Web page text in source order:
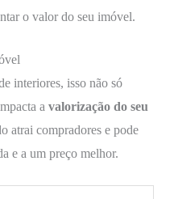
o valor do seu imóvel.
interiores, isso não só
a valorização do seu
atrai compradores e pode
e a um preço melhor.